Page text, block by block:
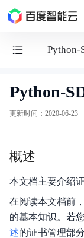
Python-
相
关
Reference
功能发布记录
Python-
更新时间 ： 2020-06-23
概述
本文档主要介绍
在阅读本文档前
的基本知识。若
述的证书管理部分